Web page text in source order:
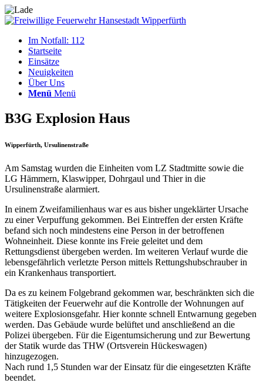
Im Notfall: 112
Startseite
Einsätze
Neuigkeiten
Über Uns
Menü Menü
B3G Explosion Haus
Wipperfürth, Ursulinenstraße
Am Samstag wurden die Einheiten vom LZ Stadtmitte sowie die
LG Hämmern, Klaswipper, Dohrgaul und Thier in die
Ursulinenstraße alarmiert.
In einem Zweifamilienhaus war es aus bisher ungeklärter Ursache
zu einer Verpuffung gekommen. Bei Eintreffen der ersten Kräfte
befand sich noch mindestens eine Person in der betroffenen
Wohneinheit. Diese konnte ins Freie geleitet und dem
Rettungsdienst übergeben werden. Im weiteren Verlauf wurde die
lebensgefährlich verletzte Person mittels Rettungshubschrauber in
ein Krankenhaus transportiert.
Da es zu keinem Folgebrand gekommen war, beschränkten sich die
Tätigkeiten der Feuerwehr auf die Kontrolle der Wohnungen auf
weitere Explosionsgefahr. Hier konnte schnell Entwarnung gegeben
werden. Das Gebäude wurde belüftet und anschließend an die
Polizei übergeben. Für die Eigentumsicherung und zur Bewertung
der Statik wurde das THW (Ortsverein Hückeswagen)
hinzugezogen.
Nach rund 1,5 Stunden war der Einsatz für die eingesetzten Kräfte
beendet.